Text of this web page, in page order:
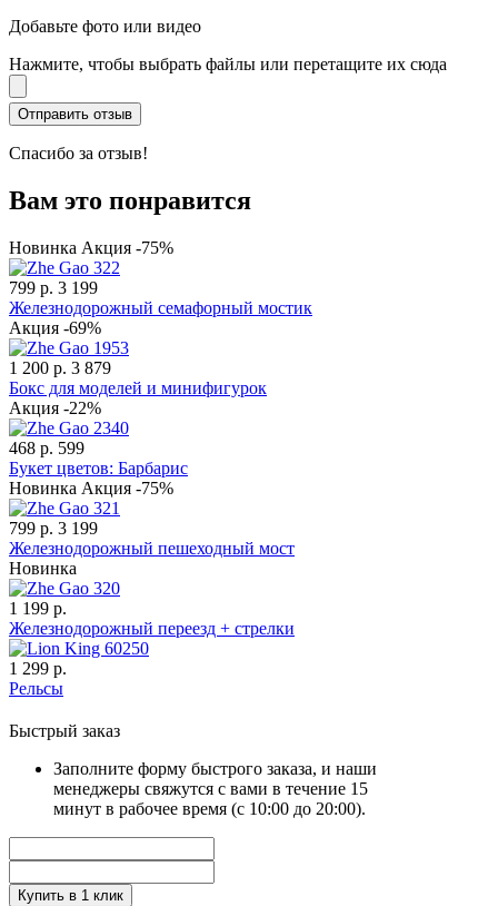
Добавьте фото или видео
Нажмите, чтобы выбрать файлы или перетащите их сюда
Спасибо за отзыв!
Вам это понравится
Новинка Акция -75%
799 р. 3 199
Железнодорожный семафорный мостик
Акция -69%
1 200 р. 3 879
Бокс для моделей и минифигурок
Акция -22%
468 р. 599
Букет цветов: Барбарис
Новинка Акция -75%
799 р. 3 199
Железнодорожный пешеходный мост
Новинка
1 199 р.
Железнодорожный переезд + стрелки
1 299 р.
Рельсы
Быстрый заказ
Заполните форму быстрого заказа, и наши
менеджеры свяжутся с вами в течение 15
минут в рабочее время (с 10:00 до 20:00).
Купить в 1 клик